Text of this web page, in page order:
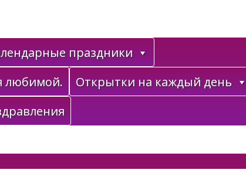
праздники
любимой.
Открытки на каждый день